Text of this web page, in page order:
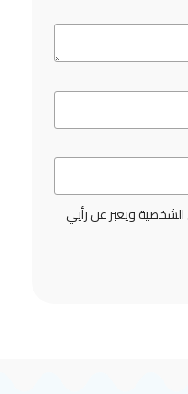
الشخصية ويعبر عن رأيي